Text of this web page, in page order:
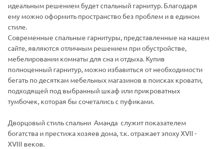
идеальным решением будет спальный гарнитур. Благодаря
ему можно оформить пространство без проблем и в едином
стиле.
Современные спальные гарнитуры, представленные на нашем
сайте, являются отличным решением при обустройстве,
мебелировании комнаты для сна и отдыха. Купив
полноценный гарнитур, можно избавиться от необходимости
бегать по десяткам мебельных магазинов в поисках кровати,
подходящей под выбранный шкаф или прикроватных
тумбочек, которая бы сочетались с пуфиками.
Дворцовый стиль спальни Аманда служит показателем
богатства и престижа хозяев дома, т.к. отражает эпоху XVII -
XVIII веков.